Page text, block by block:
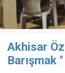
Akhisar
Barışmak